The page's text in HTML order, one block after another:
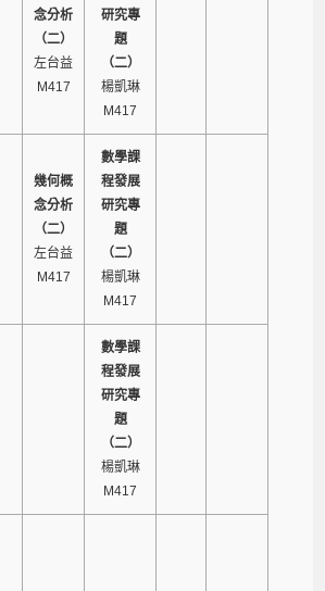
念分析
（二）
左台益
M417
研究專
題
（二）
楊凱琳
M417
幾何概
念分析
（二）
左台益
M417
數學課
程發展
研究專
題
（二）
楊凱琳
M417
數學課
程發展
研究專
題
（二）
楊凱琳
M417